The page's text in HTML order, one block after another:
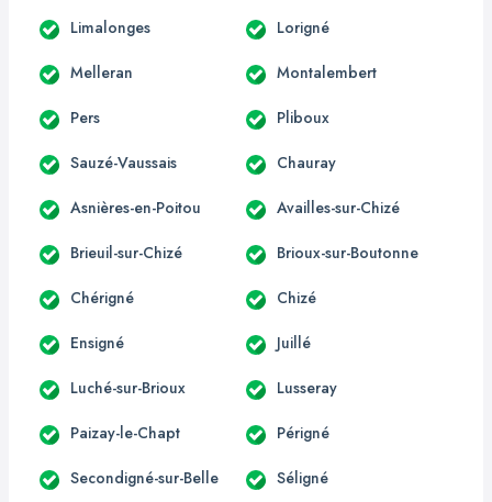
Limalonges Lorigné
Melleran Montalembert
Pers Pliboux
Sauzé-Vaussais Chauray
Asnières-en-Poitou Availles-sur-Chizé
Brieuil-sur-Chizé Brioux-sur-Boutonne
Chérigné Chizé
Ensigné Juillé
Luché-sur-Brioux Lusseray
Paizay-le-Chapt Périgné
Secondigné-sur-Belle Séligné